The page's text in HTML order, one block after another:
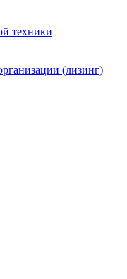
техники
(лизинг)